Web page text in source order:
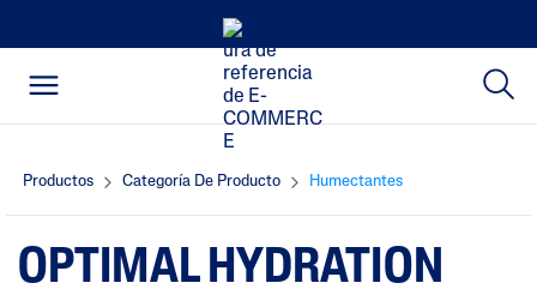
Productos Categoría De Producto Humectantes
OPTIMAL HYDRATION